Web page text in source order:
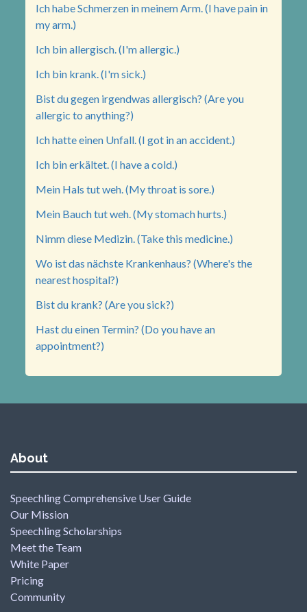
Ich habe Schmerzen in meinem Arm. (I have pain in
my arm.)
Ich bin allergisch. (I'm allergic.)
Ich bin krank. (I'm sick.)
Bist du gegen irgendwas allergisch? (Are you
allergic to anything?)
Ich hatte einen Unfall. (I got in an accident.)
Ich bin erkältet. (I have a cold.)
Mein Hals tut weh. (My throat is sore.)
Mein Bauch tut weh. (My stomach hurts.)
Nimm diese Medizin. (Take this medicine.)
Wo ist das nächste Krankenhaus? (Where's the
nearest hospital?)
Bist du krank? (Are you sick?)
Hast du einen Termin? (Do you have an
appointment?)
About
Speechling Comprehensive User Guide
Our Mission
Speechling Scholarships
Meet the Team
White Paper
Pricing
Community